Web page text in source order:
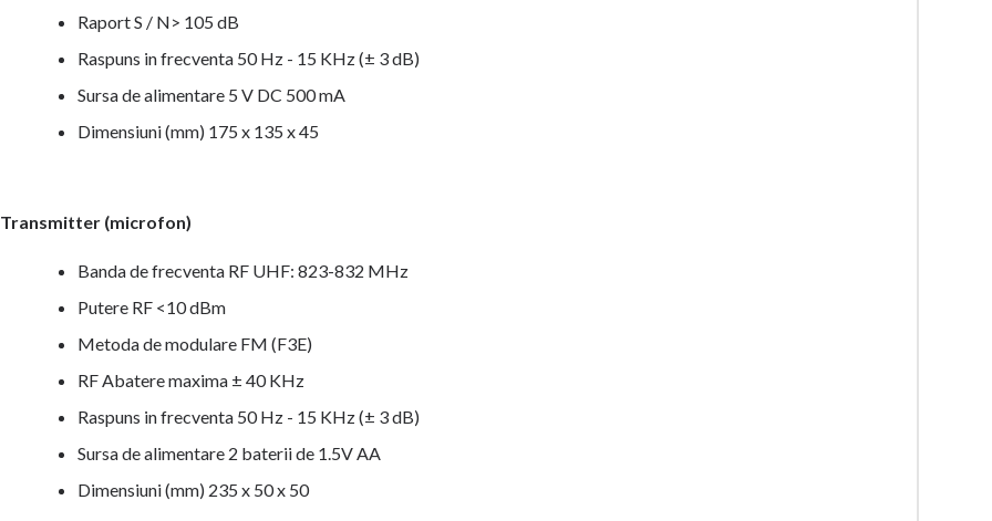
Raport S / N> 105 dB
Raspuns in frecventa 50 Hz - 15 KHz (± 3 dB)
Sursa de alimentare 5 V DC 500 mA
Dimensiuni (mm) 175 x 135 x 45
Transmitter (microfon)
Banda de frecventa RF UHF: 823-832 MHz
Putere RF <10 dBm
Metoda de modulare FM (F3E)
RF Abatere maxima ± 40 KHz
Raspuns in frecventa 50 Hz - 15 KHz (± 3 dB)
Sursa de alimentare 2 baterii de 1.5V AA
Dimensiuni (mm) 235 x 50 x 50